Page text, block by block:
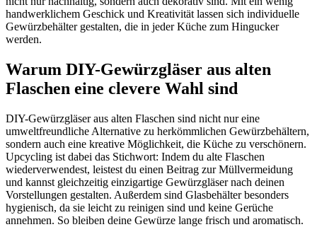
handwerklichem Geschick und Kreativität lassen sich individuelle
Gewürzbehälter gestalten, die in jeder Küche zum Hingucker
werden.
Warum DIY-Gewürzgläser aus alten
Flaschen eine clevere Wahl sind
DIY-Gewürzgläser aus alten Flaschen sind nicht nur eine
umweltfreundliche Alternative zu herkömmlichen Gewürzbehältern,
sondern auch eine kreative Möglichkeit, die Küche zu verschönern.
Upcycling ist dabei das Stichwort: Indem du alte Flaschen
wiederverwendest, leistest du einen Beitrag zur Müllvermeidung
und kannst gleichzeitig einzigartige Gewürzgläser nach deinen
Vorstellungen gestalten. Außerdem sind Glasbehälter besonders
hygienisch, da sie leicht zu reinigen sind und keine Gerüche
annehmen. So bleiben deine Gewürze lange frisch und aromatisch.